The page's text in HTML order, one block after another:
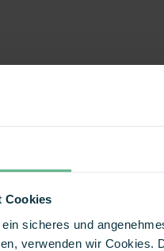
Cookies
sicheres und
verwenden wir